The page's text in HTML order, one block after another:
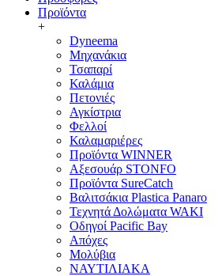
Προϊόντα
+
Dyneema
Μηχανάκια
Τσαπαρί
Καλάμια
Πετονιές
Αγκίστρια
Φελλοί
Καλαμαριέρες
Προϊόντα WINNER
Αξεσουάρ STONFO
Προϊόντα SureCatch
Βαλιτσάκια Plastica Panaro
Τεχνητά Δολώματα WAKI
Οδηγοί Pacific Bay
Απόχες
Μολύβια
ΝΑΥΤΙΛΙΑΚΑ